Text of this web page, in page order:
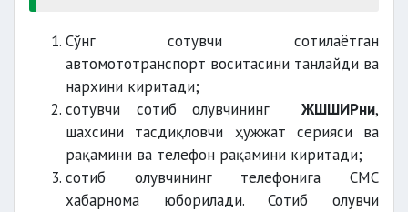
Сўнг сотувчи сотилаётган
автомототранспорт воситасини танлайди ва
нархини киритади;
сотувчи сотиб олувчининг ЖШШИРни,
шахсини тасдиқловчи ҳужжат серияси ва
рақамини ва телефон рақамини киритади;
сотиб олувчининг телефонига СМС
хабарнома юборилади. Сотиб олувчи